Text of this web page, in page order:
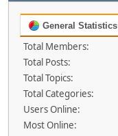
General Statistics
Total Members:
Total Posts:
Total Topics:
Total Categories:
Users Online:
Most Online: